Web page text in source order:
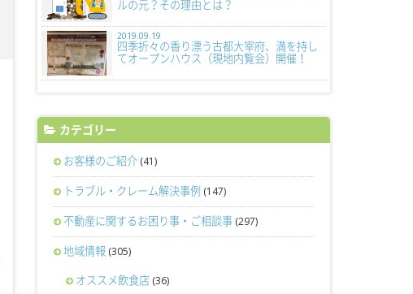
ルの元？その理由とは？
2019.09.19
四季折々の香り漂う古都大宰府、満を持し
てオープンハウス（現地内覧会）開催！
カテゴリー
お客様のご紹介 (41)
トラブル・クレーム解決事例 (147)
不動産に関するお困り事・ご相談事 (297)
地域情報 (305)
オススメ飲食店 (36)